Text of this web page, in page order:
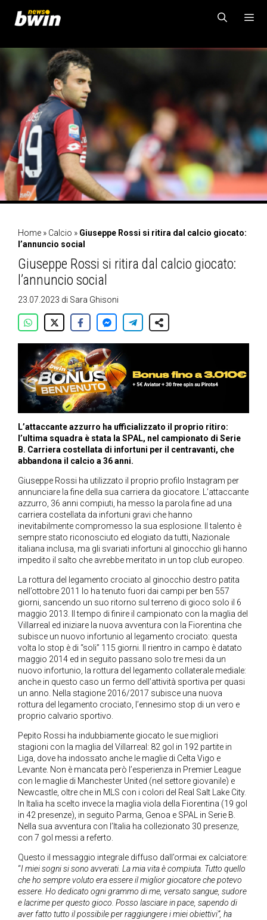
contenuto
MENU
Home » Calcio » Giuseppe Rossi si ritira dal calcio giocato:
l’annuncio social
Giuseppe Rossi si ritira dal calcio giocato:
l’annuncio social
23.07.2023 di Sara Ghisoni
L’attaccante azzurro ha ufficializzato il proprio ritiro:
l’ultima squadra è stata la SPAL, nel campionato di Serie
B. Carriera costellata di infortuni per il centravanti, che
abbandona il calcio a 36 anni.
Giuseppe Rossi ha utilizzato il proprio profilo Instagram per
annunciare la fine della sua carriera da giocatore. L’attaccante
azzurro, 36 anni compiuti, ha messo la parola fine ad una
carriera costellata da infortuni gravi che hanno
inevitabilmente compromesso la sua esplosione. Il talento è
sempre stato riconosciuto ed elogiato da tutti, Nazionale
italiana inclusa, ma gli svariati infortuni al ginocchio gli hanno
impedito il salto che avrebbe meritato in un top club europeo.
La rottura del legamento crociato al ginocchio destro patita
nell’ottobre 2011 lo ha tenuto fuori dai campi per ben 557
giorni, sancendo un suo ritorno sul terreno di gioco solo il 6
maggio 2013. Il tempo di finire il campionato con la maglia del
Villarreal ed iniziare la nuova avventura con la Fiorentina che
subisce un nuovo infortunio al legamento crociato: questa
volta lo stop è di “soli” 115 giorni. Il rientro in campo è datato
maggio 2014 ed in seguito passano solo tre mesi da un
nuovo infortunio, la rottura del legamento collaterale mediale:
anche in questo caso un fermo dell’attività sportiva per quasi
un anno. Nella stagione 2016/2017 subisce una nuova
rottura del legamento crociato, l’ennesimo stop di un vero e
proprio calvario sportivo.
Pepito Rossi ha indubbiamente giocato le sue migliori
stagioni con la maglia del Villarreal: 82 gol in 192 partite in
Liga, dove ha indossato anche le maglie di Celta Vigo e
Levante. Non è mancata però l’esperienza in Premier League
con le maglie di Manchester United (nel settore giovanile) e
Newcastle, oltre che in MLS con i colori del Real Salt Lake City.
In Italia ha scelto invece la maglia viola della Fiorentina (19 gol
in 42 presenze), in seguito Parma, Genoa e SPAL in Serie B.
Nella sua avventura con l’Italia ha collezionato 30 presenze,
con 7 gol messi a referto.
Questo il messaggio integrale diffuso dall’ormai ex calciatore:
“I miei sogni si sono avverati. La mia vita è compiuta. Tutto quello
che ho sempre voluto era essere il miglior giocatore che potevo
essere. Ho dedicato ogni grammo di me, versato sangue, sudore
e lacrime per questo gioco. Posso lasciare in pace, sapendo di
aver fatto tutto il possibile per raggiungere i miei obiettivi”, ha